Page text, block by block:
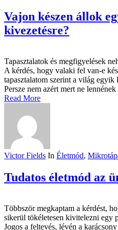
Vajon készen állok
kivezetésre?
Tapasztalatok és megfigyelések
A kérdés, hogy valaki fel van-e
tapasztalatom szerint a világ egyik
Persze nem azért mert ne
Read More
Victor Fields In Életmód,
Tudatos életmód az
Többször megkaptam a kérdést,
sikerül tökéletesen kivitelezni egy
Jogos a feltevés, lévén a